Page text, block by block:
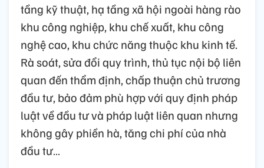
tầng kỹ thuật, hạ tầng xã hội ngoài hàng rào
khu công nghiệp, khu chế xuất, khu công
nghệ cao, khu chức năng thuộc khu kinh tế.
Rà soát, sửa đổi quy trình, thủ tục nội bộ liên
quan đến thẩm định, chấp thuận chủ trương
đầu tư, bảo đảm phù hợp với quy định pháp
luật về đầu tư và pháp luật liên quan nhưng
không gây phiền hà, tăng chi phí của nhà
đầu tư…